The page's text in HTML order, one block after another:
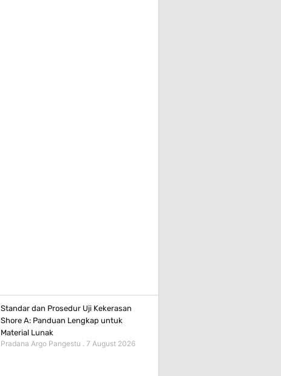
Standar dan Prosedur Uji Kekerasan
Shore A: Panduan Lengkap untuk
Material Lunak
Pradana Argo Pangestu
7 August 2026